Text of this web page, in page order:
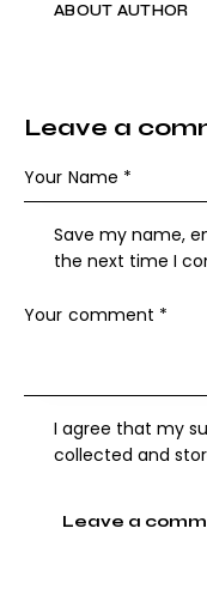
ABOUT AUTHOR
Leave a
Save my name,
the next time I
I agree that my
collected and